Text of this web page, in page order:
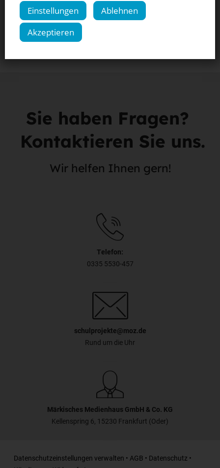
Mehr erfahren
Sie haben Fragen?
Kontaktieren Sie uns.
Wir helfen Ihnen gern!
Telefon:
0335 5530-457
schulprojekte@moz.de
Rund um die Uhr
Märkisches Medienhaus GmbH & Co. KG
Kellenspring 6, 15230 Frankfurt (Oder)
Datenschutzeinstellungen verwalten • AGB • Datenschutz •
Einstellungen
Ablehnen
Akzeptieren